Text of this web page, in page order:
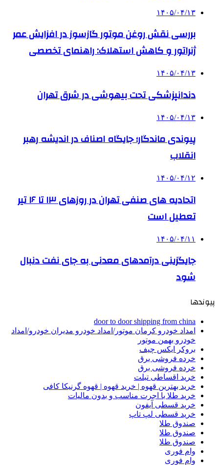
۱۴۰۵/۰۴/۱۳
بررسی نقش روغن موتور گازسوز در افزایش عمر
ژنراتور و کاهش استهلاک: راهنمای تخصصی
۱۴۰۵/۰۴/۱۳
دندانپزشکی تحت بیهوشی در شرق تهران
۱۴۰۵/۰۴/۱۳
پیوندی ماندگار؛ جایگاه اصناف در اندیشه رهبر
انقلاب
۱۴۰۵/۰۴/۱۲
اتحادیه های صنفی تهران در روزهای ۱۳ تا ۱۶ تیر
تعطیل است
۱۴۰۵/۰۴/۱۱
جایگزینی درآمدهای معدنی به جای نفت دنبال
شود
پیوندها
door to door shipping from china
امداد خودرو کرمان موتور/امداد خودرو مدیران خودرو/امداد
خودرو بهمن موتور
بروکر ایکس چیف
خرده فروشی برق
خرده فروشی برق
خرید اقساطی تبلت
خرید بهترین قهوه | خرید قهوه | قهوه گرنیکا کافی
خرید طلا با اجرت مناسب و بدون مالیات
خرید قسطی آیفون
خرید قسطی لپ تاپ
صندوق طلا
صندوق طلا
صندوق طلا
وام فوری
وام فوری